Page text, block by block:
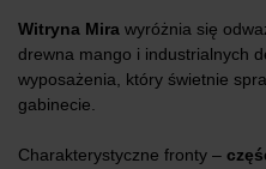
Witryna Mira wyróżnia się
drewna mango i industrialnych
wyposażenia, który świetnie
gabinecie.
Charakterystyczne fronty –